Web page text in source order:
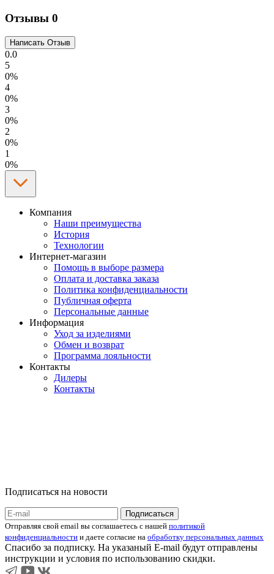
Отзывы 0
0.0
5
0%
4
0%
3
0%
2
0%
1
0%
Компания
Наши преимущества
История
Технологии
Интернет-магазин
Помощь в выборе размера
Оплата и доставка заказа
Политика конфиденциальности
Публичная оферта
Персональные данные
Информация
Уход за изделиями
Обмен и возврат
Программа лояльности
Контакты
Дилеры
Контакты
Подписаться на новости
Отправляя свой email вы соглашаетесь с нашей политикой
конфиденциальности и даете согласие на обработку персональных данных
Спасибо за подписку. На указаный E-mail будут отправлены
инструкции и условия по использованию скидки.